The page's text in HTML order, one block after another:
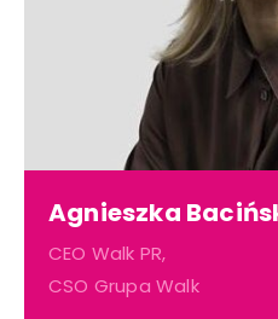
Agnieszka
CEO Walk PR,
CSO Grupa Walk